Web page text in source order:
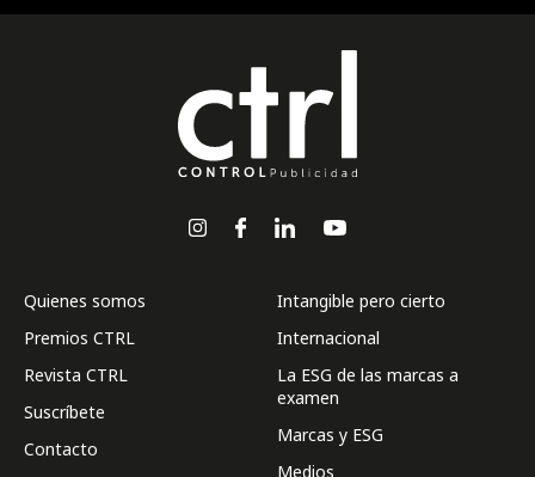
Quienes somos
Premios CTRL
Revista CTRL
Suscríbete
Contacto
Intangible pero cierto
Internacional
La ESG de las marcas a
examen
Marcas y ESG
Medios